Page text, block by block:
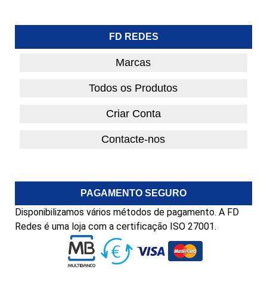
FD REDES
Marcas
Todos os Produtos
Criar Conta
Contacte-nos
PAGAMENTO SEGURO
Disponibilizamos vários métodos de pagamento. A FD
Redes é uma loja com a certificação ISO 27001.